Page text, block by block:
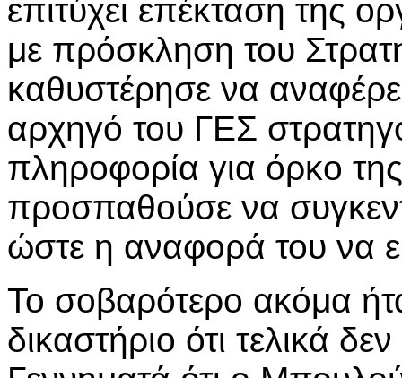
επιτύχει επέκταση της
με πρόσκληση του
καθυστέρησε να
αρχηγό του ΓΕΣ
πληροφορία για όρκο
προσπαθούσε να
ώστε η αναφορά του να
Το σοβαρότερο ακόμα
δικαστήριο ότι τελικά